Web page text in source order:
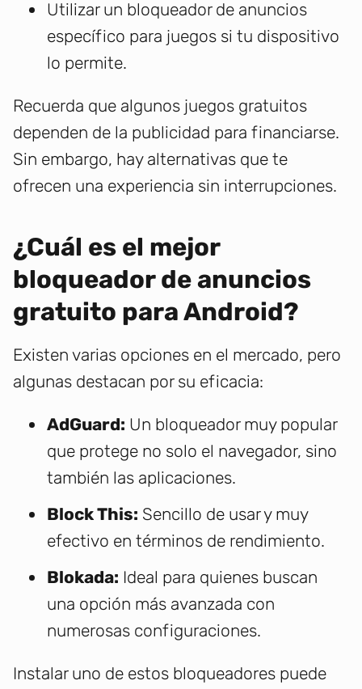
Utilizar un bloqueador de anuncios
específico para juegos si tu dispositivo
lo permite.
Recuerda que algunos juegos gratuitos
dependen de la publicidad para financiarse.
Sin embargo, hay alternativas que te
ofrecen una experiencia sin interrupciones.
¿Cuál es el mejor
bloqueador de anuncios
gratuito para Android?
Existen varias opciones en el mercado, pero
algunas destacan por su eficacia:
AdGuard: Un bloqueador muy popular
que protege no solo el navegador, sino
también las aplicaciones.
Block This: Sencillo de usar y muy
efectivo en términos de rendimiento.
Blokada: Ideal para quienes buscan
una opción más avanzada con
numerosas configuraciones.
Instalar uno de estos bloqueadores puede